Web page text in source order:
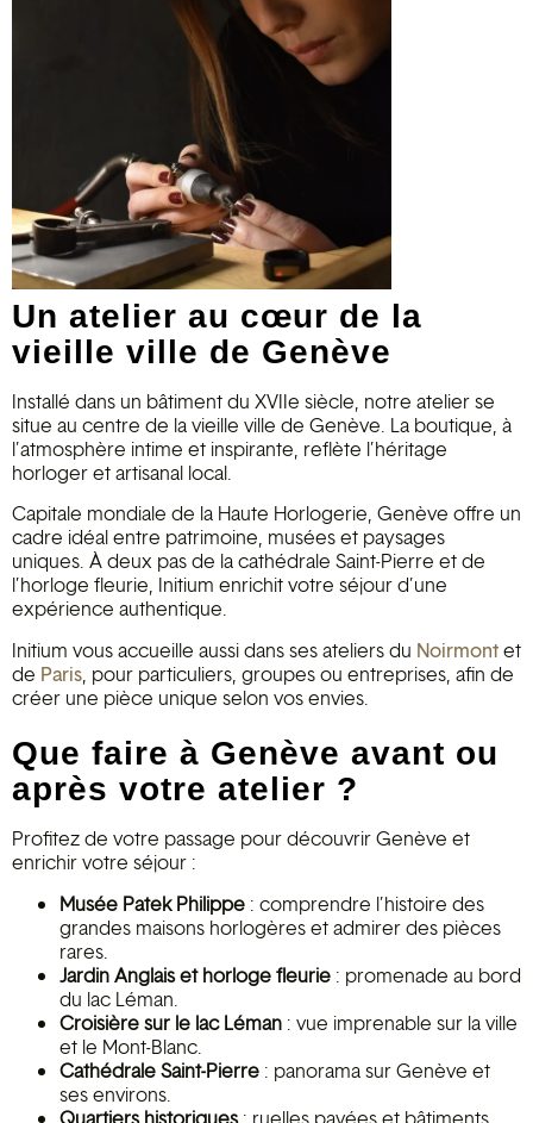
Un atelier au cœur de la
vieille ville de Genève
Installé dans un bâtiment du XVIIe siècle, notre atelier se
situe au centre de la vieille ville de Genève. La boutique, à
l’atmosphère intime et inspirante, reflète l’héritage
horloger et artisanal local.
Capitale mondiale de la Haute Horlogerie, Genève offre un
cadre idéal entre patrimoine, musées et paysages
uniques. À deux pas de la cathédrale Saint-Pierre et de
l’horloge fleurie, Initium enrichit votre séjour d’une
expérience authentique.
Initium vous accueille aussi dans ses ateliers du Noirmontet
de Paris, pour particuliers, groupes ou entreprises, afin de
créer une pièce unique selon vos envies.
Que faire à Genève avant ou
après votre atelier ?
Profitez de votre passage pour découvrir Genève et
enrichir votre séjour :
Musée Patek Philippe : comprendre l’histoire des
grandes maisons horlogères et admirer des pièces
rares.
Jardin Anglais et horloge fleurie : promenade au bord
du lac Léman.
Croisière sur le lac Léman : vue imprenable sur la ville
et le Mont-Blanc.
Cathédrale Saint-Pierre : panorama sur Genève et
ses environs.